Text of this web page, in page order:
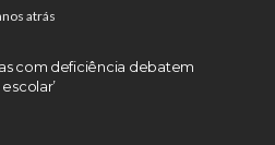
atrás
com deficiência debatem